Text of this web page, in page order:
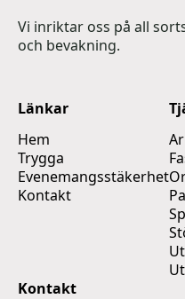
Vi inriktar oss på all
och bevakning.
Länkar
Hem
Trygga
Evenemangsstäkerhet
Kontakt
Kontakt